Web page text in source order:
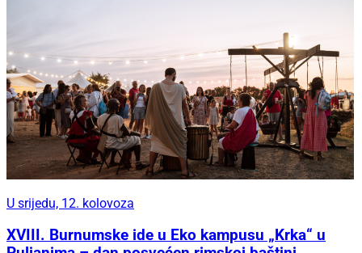
U srijedu, 12. kolovoza
XVIII. Burnumske ide u Eko kampusu „Krka“ u